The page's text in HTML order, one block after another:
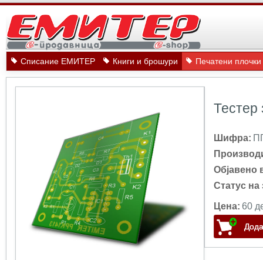
Списание ЕМИТЕР Книги и брошури Печатени
Тестер
Шифра:
Објавено
Статус на
Цена: 60